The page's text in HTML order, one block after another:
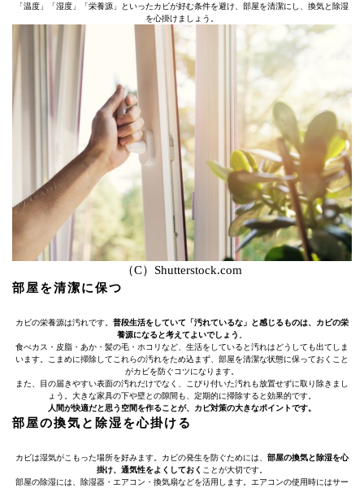
「温度」「湿度」「栄養源」といったカビが好む条件を避け、部屋を清潔にし、換気と除湿
を心掛けましょう。
（C）Shutterstock.com
部屋を清潔に保つ
カビの栄養源は汚れです。 普段生活をしていて「汚れているな」と感じるものは、カビの栄
養源になると考えてよいでしょう
食べカス・皮脂・あか・髪の毛・ホコリなど、生活をしていると汚れはどうしても出てしま
います。こまめに掃除してこれらの汚れをため込まず、部屋を清潔な状態に保っておくこと
がカビを防ぐコツになります。
また、目の届きやすい表面の汚れだけでなく、こびり付いた汚れも放置せずに取り除きまし
ょう。大きな家具の下や壁との隙間も、定期的に掃除すると効果的です。
人間が快適だと思う空間を作ることが、カビ対策の大きなポイントです。
部屋の換気と除湿を心掛ける
カビは湿気がこもった場所を好みます。カビの発生を防ぐためには、 部屋の換気と除湿を心
掛け、通気性をよくしておく ことが大切です。
部屋の除湿には、除湿器・エアコン・換気扇などを活用します。エアコンの使用時にはサー